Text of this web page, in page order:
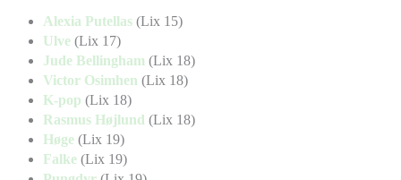
Alexia Putellas (Lix 15)
Ulve (Lix 17)
Jude Bellingham (Lix 18)
Victor Osimhen (Lix 18)
K-pop (Lix 18)
Rasmus Højlund (Lix 18)
Høge (Lix 19)
Falke (Lix 19)